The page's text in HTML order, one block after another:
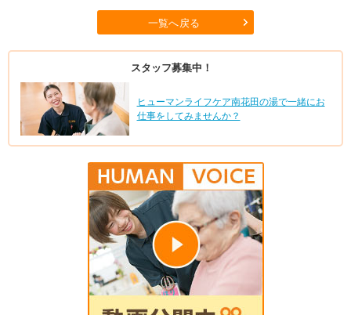
一覧へ戻る
スタッフ募集中！
ヒューマンライフケア南花田の湯で一緒にお
仕事をしてみませんか？